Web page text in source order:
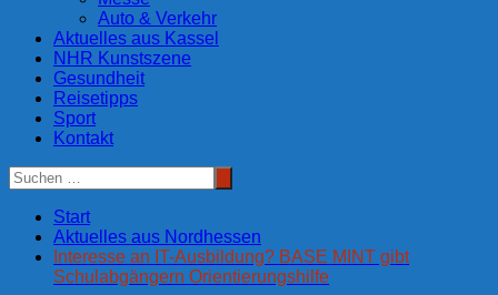
Auto & Verkehr
Aktuelles aus Kassel
NHR Kunstszene
Gesundheit
Reisetipps
Sport
Kontakt
Start
Aktuelles aus Nordhessen
Interesse an IT-Ausbildung? BASE MINT gibt
Schulabgängern Orientierungshilfe